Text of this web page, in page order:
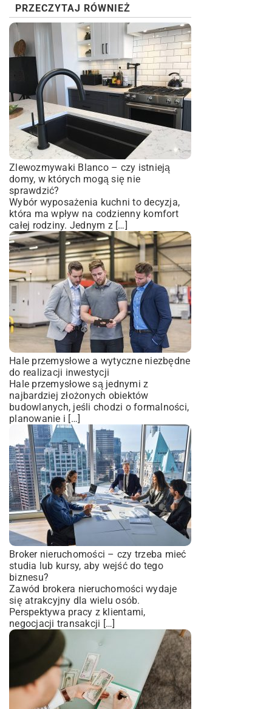
PRZECZYTAJ RÓWNIEŻ
Zlewozmywaki Blanco – czy istnieją
domy, w których mogą się nie
sprawdzić?
Wybór wyposażenia kuchni to decyzja,
która ma wpływ na codzienny komfort
całej rodziny. Jednym z […]
Hale przemysłowe a wytyczne niezbędne
do realizacji inwestycji
Hale przemysłowe są jednymi z
najbardziej złożonych obiektów
budowlanych, jeśli chodzi o formalności,
planowanie i […]
Broker nieruchomości – czy trzeba mieć
studia lub kursy, aby wejść do tego
biznesu?
Zawód brokera nieruchomości wydaje
się atrakcyjny dla wielu osób.
Perspektywa pracy z klientami,
negocjacji transakcji […]